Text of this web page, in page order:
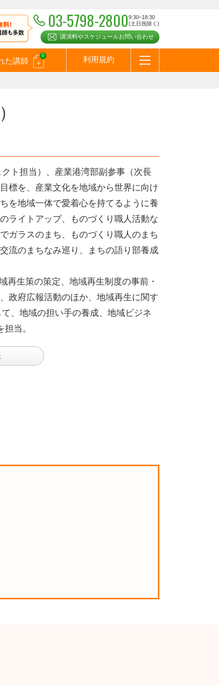
03-5798-28009:30~18:30
(土日祝除く)
講演料やスケジュールお問い合わせ
た講師
0
利用規約
ト担当）、産業港湾部副参事（次長
標を、産業文化を地域から世界に向け
を地域一体で愛着心を持てるように養
ライトアップ、ものづくり職人活動な
ガラスのまち、ものづくり職人のまち
流のまちなみ巡り、まちの語り部養成
再生策の策定、地域再生制度の事前・
政府広報活動のほか、地域再生に関す
、地域の担い手の養成、地域ビジネ
当。